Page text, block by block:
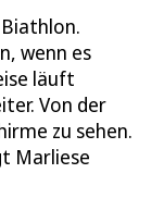
wenn es
läuft
Von der
zu sehen.
Marliese